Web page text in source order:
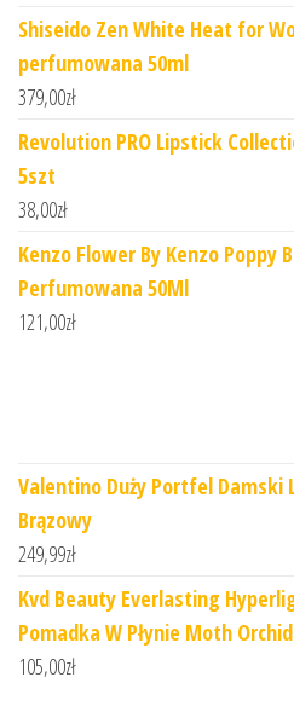
Shiseido Zen White Heat for
perfumowana 50ml
379,00zł
Revolution PRO Lipstick
5szt
38,00zł
Kenzo Flower By Kenzo Poppy
Perfumowana 50Ml
121,00zł
Valentino Duży Portfel Damski
Brązowy
249,99zł
Kvd Beauty Everlasting
Pomadka W Płynie Moth
105,00zł